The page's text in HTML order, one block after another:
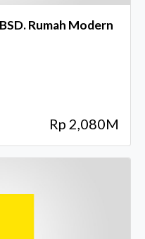
Rumah Modern
Rp 2,080M